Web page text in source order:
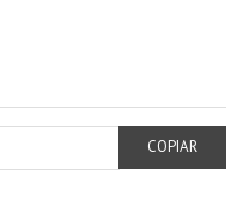
COPIAR